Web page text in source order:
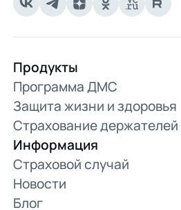
Продукты
Программа ДМС
Защита жизни и здоровья
Страхование
Информация
Страховой случай
Новости
Блог